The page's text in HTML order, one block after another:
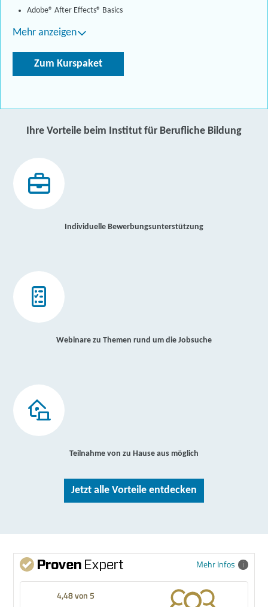
Adobe® After Effects® Basics
Mehr anzeigen
Zum Kurspaket
Ihre Vorteile beim Institut für Berufliche Bildung
Individuelle Bewerbungsunterstützung
Webinare zu Themen rund um die Jobsuche
Teilnahme von zu Hause aus möglich
Jetzt alle Vorteile entdecken
Mehr Infos
4,48 von 5